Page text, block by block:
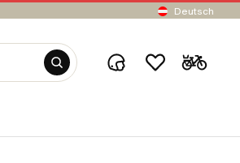
Deutsch